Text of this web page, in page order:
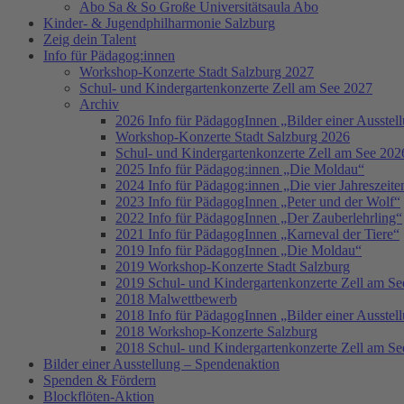
Abo Sa & So Große Universitätsaula Abo
Kinder- & Jugendphilharmonie Salzburg
Zeig dein Talent
Info für Pädagog:innen
Workshop-Konzerte Stadt Salzburg 2027
Schul- und Kindergartenkonzerte Zell am See 2027
Archiv
2026 Info für PädagogInnen „Bilder einer
Workshop-Konzerte Stadt Salzburg 2026
Schul- und Kindergartenkonzerte Zell am See
2025 Info für Pädagog:innen „Die Moldau“
2024 Info für Pädagog:innen „Die vier
2023 Info für PädagogInnen „Peter und der Wolf“
2022 Info für PädagogInnen „Der Zauberlehrling“
2021 Info für PädagogInnen „Karneval der Tiere“
2019 Info für PädagogInnen „Die Moldau“
2019 Workshop-Konzerte Stadt Salzburg
2019 Schul- und Kindergartenkonzerte Zell am
2018 Malwettbewerb
2018 Info für PädagogInnen „Bilder einer
2018 Workshop-Konzerte Salzburg
2018 Schul- und Kindergartenkonzerte Zell am
Bilder einer Ausstellung – Spendenaktion
Spenden & Fördern
Blockflöten-Aktion